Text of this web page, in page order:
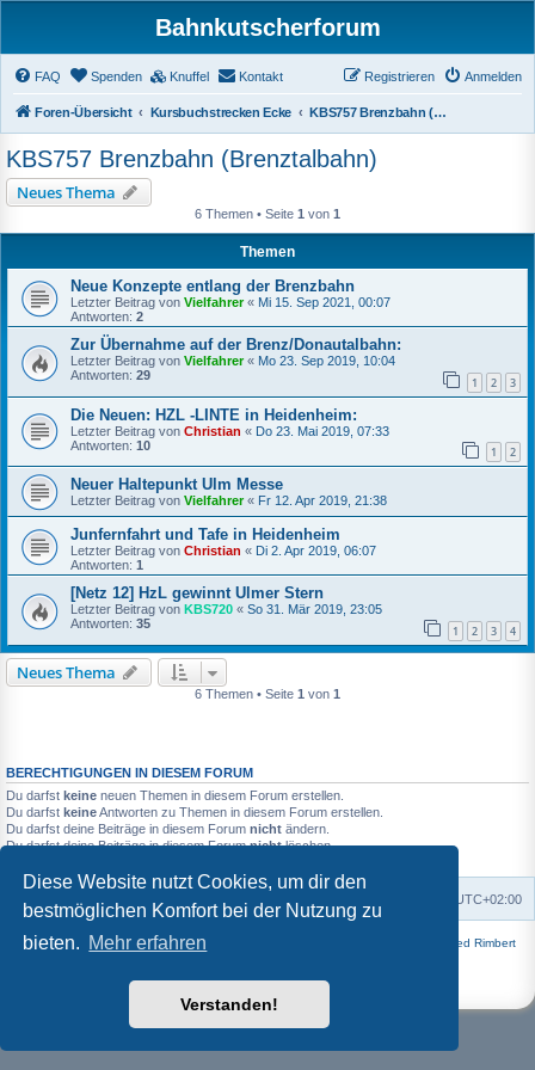
Diese Website nutzt Cookies, um dir den
bestmöglichen Komfort bei der Nutzung zu
bieten. Mehr erfahren
Verstanden!
Bahnkutscherforum
FAQ Spenden Knuffel Kontakt Anmelden
Registrieren
Foren-Übersicht Kursbuchstrecken Ecke KBS757 Brenzbahn (Brenztalbahn)
KBS757 Brenzbahn (Brenztalbahn)
Neues Thema
6 Themen • Seite 1 von 1
Themen
Neue Konzepte entlang der Brenzbahn
Letzter Beitrag von Vielfahrer« Mi 15. Sep 2021, 00:07
Antworten: 2
Zur Übernahme auf der Brenz/Donautalbahn:
Letzter Beitrag von Vielfahrer« Mo 23. Sep 2019, 10:04
Antworten: 29 1 2 3
Die Neuen: HZL -LINTE in Heidenheim:
Letzter Beitrag von Christian « Do 23. Mai 2019, 07:33
Antworten: 10 1 2
Neuer Haltepunkt Ulm Messe
Letzter Beitrag von Vielfahrer« Fr 12. Apr 2019, 21:38
Junfernfahrt und Tafe in Heidenheim
Letzter Beitrag von Christian « Di 2. Apr 2019, 06:07
Antworten: 1
[Netz 12] HzL gewinnt Ulmer Stern
Letzter Beitrag von KBS720 « So 31. Mär 2019, 23:05
Antworten: 35 1 2 3 4
Neues Thema
6 Themen • Seite 1 von 1
BERECHTIGUNGEN IN DIESEM FORUM
Du darfst keine neuen Themen in diesem Forum erstellen.
Du darfst keineAntworten zu Themen in diesem Forum erstellen.
Du darfst deine Beiträge in diesem Forum nicht ändern.
Du darfst deine Beiträge in diesem Forumnichtlöschen.
Foren-Übersicht UTC+02:00
Powered by phpBB ® Forum Software © phpBB Limited | Style
Fred Rimbert
Nutzungsbedingungen